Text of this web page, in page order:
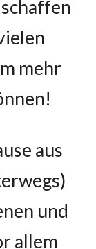
mehr
aus
und
allem